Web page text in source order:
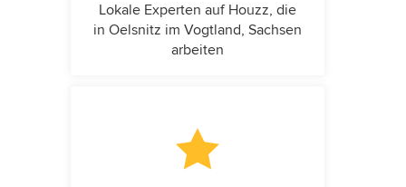
Lokale Experten auf Houzz, die
in Oelsnitz im Vogtland, Sachsen
arbeiten